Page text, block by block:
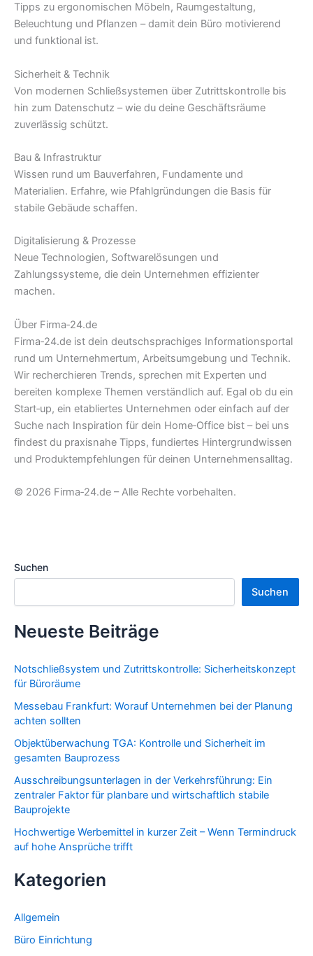
Tipps zu ergonomischen Möbeln, Raumgestaltung,
Beleuchtung und Pflanzen – damit dein Büro motivierend
und funktional ist.
Sicherheit & Technik
Von modernen Schließsystemen über Zutrittskontrolle bis
hin zum Datenschutz – wie du deine Geschäftsräume
zuverlässig schützt.
Bau & Infrastruktur
Wissen rund um Bauverfahren, Fundamente und
Materialien. Erfahre, wie Pfahlgründungen die Basis für
stabile Gebäude schaffen.
Digitalisierung & Prozesse
Neue Technologien, Softwarelösungen und
Zahlungssysteme, die dein Unternehmen effizienter
machen.
Über Firma‑24.de
Firma‑24.de ist dein deutschsprachiges Informationsportal
rund um Unternehmertum, Arbeitsumgebung und Technik.
Wir recherchieren Trends, sprechen mit Experten und
bereiten komplexe Themen verständlich auf. Egal ob du ein
Start‑up, ein etabliertes Unternehmen oder einfach auf der
Suche nach Inspiration für dein Home‑Office bist – bei uns
findest du praxisnahe Tipps, fundiertes Hintergrundwissen
und Produktempfehlungen für deinen Unternehmensalltag.
© 2026 Firma‑24.de – Alle Rechte vorbehalten.
Suchen
Suchen
Neueste Beiträge
Notschließsystem und Zutrittskontrolle: Sicherheitskonzept
für Büroräume
Messebau Frankfurt: Worauf Unternehmen bei der Planung
achten sollten
Objektüberwachung TGA: Kontrolle und Sicherheit im
gesamten Bauprozess
Ausschreibungsunterlagen in der Verkehrsführung: Ein
zentraler Faktor für planbare und wirtschaftlich stabile
Bauprojekte
Hochwertige Werbemittel in kurzer Zeit – Wenn Termindruck
auf hohe Ansprüche trifft
Kategorien
Allgemein
Büro Einrichtung